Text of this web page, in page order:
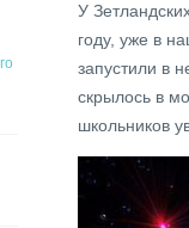
У
году, уже в
запустили в
скрылось в
школьников